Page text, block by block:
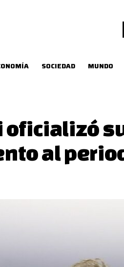
SOCIEDAD MUNDO
oficializó
al